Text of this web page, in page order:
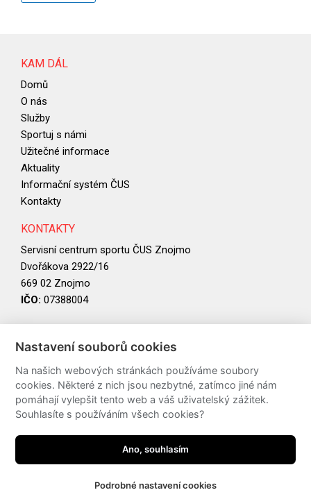
KAM DÁL
Domů
O nás
Služby
Sportuj s námi
Užitečné informace
Aktuality
Informační systém ČUS
Kontakty
KONTAKTY
Servisní centrum sportu ČUS Znojmo
Dvořákova 2922/16
669 02 Znojmo
IČO: 07388004
Nastavení souborů cookies
Na našich webových stránkách používáme soubory
cookies. Některé z nich jsou nezbytné, zatímco jiné nám
pomáhají vylepšit tento web a váš uživatelský zážitek.
Souhlasíte s používáním všech cookies?
Ano, souhlasím
Podrobné nastavení cookies